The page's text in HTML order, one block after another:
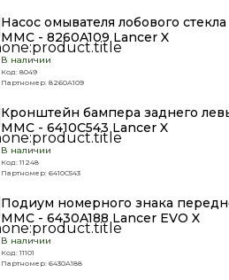
Насос омывателя лобового стекла
MMC - 8260A109 Lancer X
В наличии
Код: 8049
Партномер: 8260A109
Кронштейн бампера заднего
MMC - 6410C543 Lancer X
В наличии
Код: 11248
Партномер: 6410C543
Подиум номерного знака
MMC - 6430A188 Lancer EVO X
В наличии
Код: 11101
Партномер: 6430A188